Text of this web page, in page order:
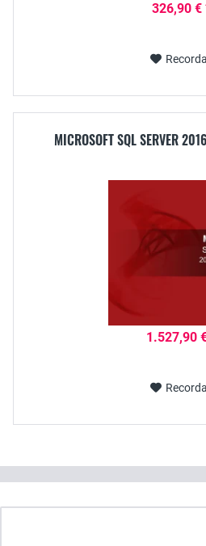
326,90 €
MICROSOFT SQL SERVER
1.527,90